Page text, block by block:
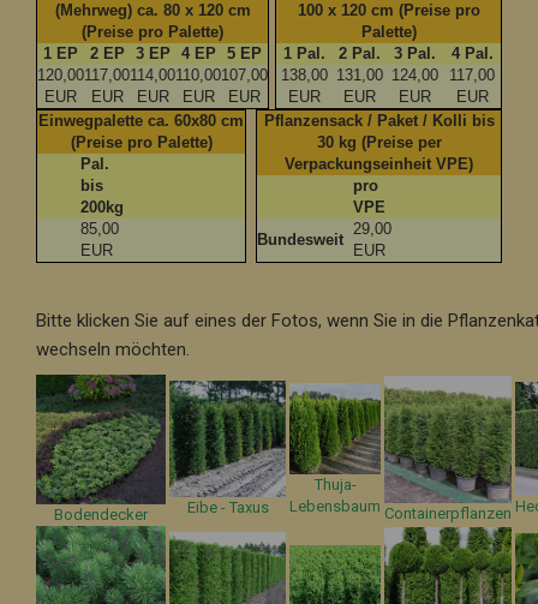
(Mehrweg) ca. 80 x 120 cm
(Preise pro Palette)
1 EP
2 EP 3 EP 4 EP
5 EP
120,00
EUR
117,00
EUR
114,00
EUR
110,00
EUR
107,00
EUR
100 x 120 cm (Preise pro
Palette)
1 Pal.
2 Pal. 3 Pal.
4 Pal.
138,00
EUR
131,00
EUR
124,00
EUR
117,00
EUR
Einwegpalette ca. 60x80 cm
(Preise pro Palette)
Pal.
bis
200kg
85,00
EUR
Pflanzensack / Paket / Kolli bis
30 kg (Preise per
Verpackungseinheit VPE)
pro
VPE
Bundesweit
29,00
EUR
Bitte klicken Sie auf eines der Fotos, wenn Sie in die
wechseln möchten.
Bodendecker Eibe - Taxus
Thuja-
Lebensbaum Containerpflanzen